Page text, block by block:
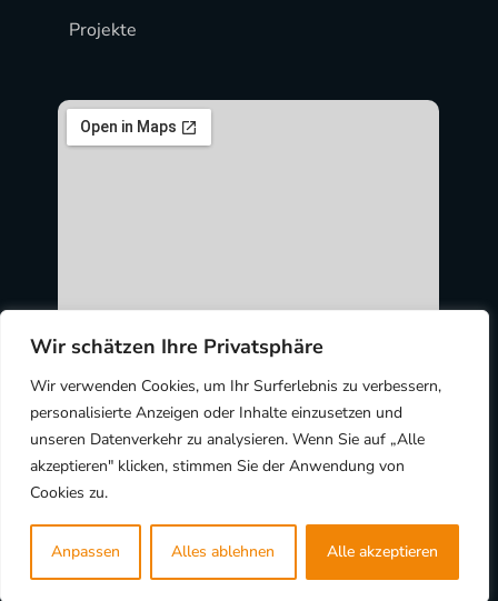
Wir schätzen Ihre Privatsphäre
Wir verwenden Cookies, um Ihr Surferlebnis zu verbessern,
personalisierte Anzeigen oder Inhalte einzusetzen und
unseren Datenverkehr zu analysieren. Wenn Sie auf „Alle
akzeptieren" klicken, stimmen Sie der Anwendung von
Cookies zu.
Anpassen Alles ablehnen Alle akzeptieren
Projekte
Copyright © 2024 EWR Consulting GmbH